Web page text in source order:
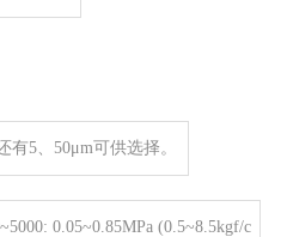
有5、50μm可供选择。
0.05~0.85MPa (0.5~8.5kgf/c